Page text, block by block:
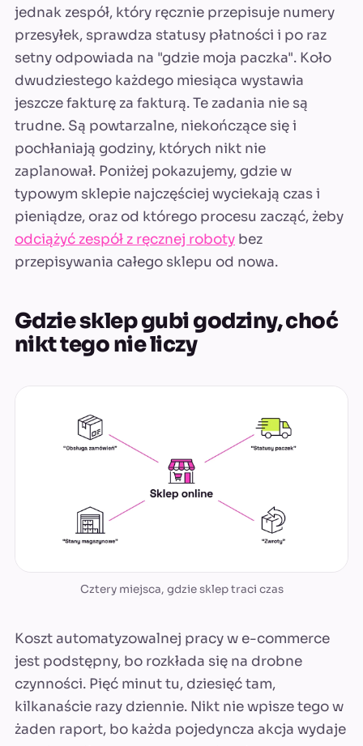
jednak zespół, który ręcznie przepisuje numery
przesyłek, sprawdza statusy płatności i po raz
setny odpowiada na "gdzie moja paczka". Koło
dwudziestego każdego miesiąca wystawia
jeszcze fakturę za fakturą. Te zadania nie są
trudne. Są powtarzalne, niekończące się i
pochłaniają godziny, których nikt nie
zaplanował. Poniżej pokazujemy, gdzie w
typowym sklepie najczęściej wyciekają czas i
pieniądze, oraz od którego procesu zacząć, żeby
odciążyć zespół z ręcznej roboty bez
przepisywania całego sklepu od nowa.
Gdzie sklep gubi godziny, choć
nikt tego nie liczy
Cztery miejsca, gdzie sklep traci czas
Koszt automatyzowalnej pracy w e-commerce
jest podstępny, bo rozkłada się na drobne
czynności. Pięć minut tu, dziesięć tam,
kilkanaście razy dziennie. Nikt nie wpisze tego w
żaden raport, bo każda pojedyncza akcja wydaje